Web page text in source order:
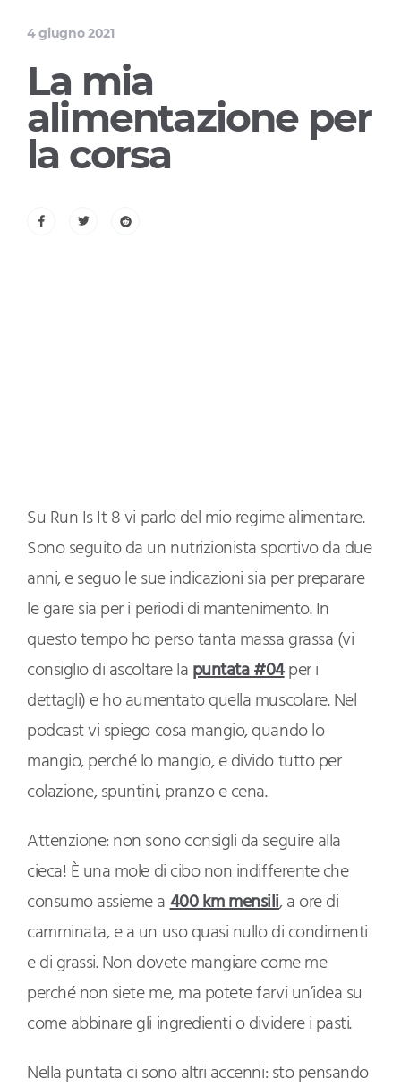
4 giugno 2021
La mia
alimentazione per
la corsa
Su Run Is It 8 vi parlo del mio regime alimentare.
Sono seguito da un nutrizionista sportivo da due
anni, e seguo le sue indicazioni sia per preparare
le gare sia per i periodi di mantenimento. In
questo tempo ho perso tanta massa grassa (vi
consiglio di ascoltare lapuntata #04per i
dettagli) e ho aumentato quella muscolare. Nel
podcast vi spiego cosa mangio, quando lo
mangio, perché lo mangio, e divido tutto per
colazione, spuntini, pranzo e cena.
Attenzione: non sono consigli da seguire alla
cieca! È una mole di cibo non indifferente che
consumo assieme a400 km mensili, a ore di
camminata, e a un uso quasi nullo di condimenti
e di grassi. Non dovete mangiare come me
perché non siete me, ma potete farvi un’idea su
come abbinare gli ingredienti o dividere i pasti.
Nella puntata ci sono altri accenni: sto pensando